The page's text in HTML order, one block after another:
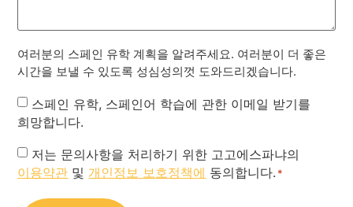
여러분의 스페인 유학 계획을 알려주세요. 여러분이 더 좋은
시간을 보낼 수 있도록 성심성의껏 도와드리겠습니다.
Newsletter
스페인 유학, 스페인어 학습에 관한 이메일 받기를
희망합니다.
Privacy
Policy
저는 문의사항을 처리하기 위한 고고에스파냐의
이용약관 및 개인정보 보호정책에 동의합니다. *